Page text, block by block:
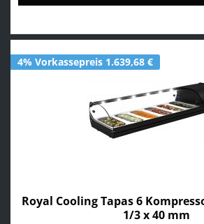
4% Vorkassepreis 1.639,68 €
Royal Cooling Tapas 6
1/3 x 40 mm